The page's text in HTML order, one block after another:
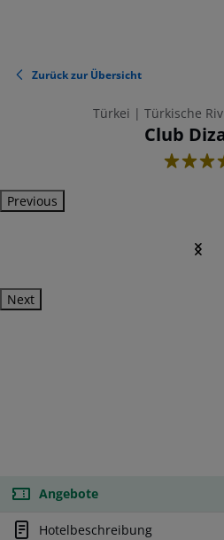
Zurück zur Übersicht
Türkei | Türkische
Club
4
Previous
Next
Angebote
Hotelbeschreibung